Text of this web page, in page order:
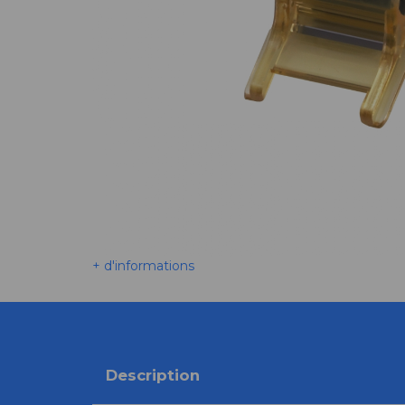
+ d'informations
Description